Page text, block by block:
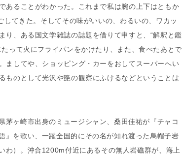
あることがわかった。これまで私は腕の上下はともか
してきた。そしてその味がいいの、わるいの、ワカッ
り、ある国文学雑誌の誌題を借りて申すと、“解釈と鑑
って火にフライパンをかけたり、また、食べたあとで
ましてや、ショッピング・カーをおしてスーパーへい
ものとして光沢や艶の観察にふけるなどということは
茅ヶ崎市出身のミュージシャン、桑田佳祐が『チャコ
』を歌い、一躍全国的にその名が知れ渡った烏帽子岩
いわ）。沖合1200m付近にあるその無人岩礁群が、海上